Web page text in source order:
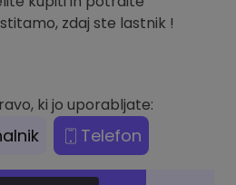
zdaj ste lastnik !
ki jo uporabljate:
Telefon